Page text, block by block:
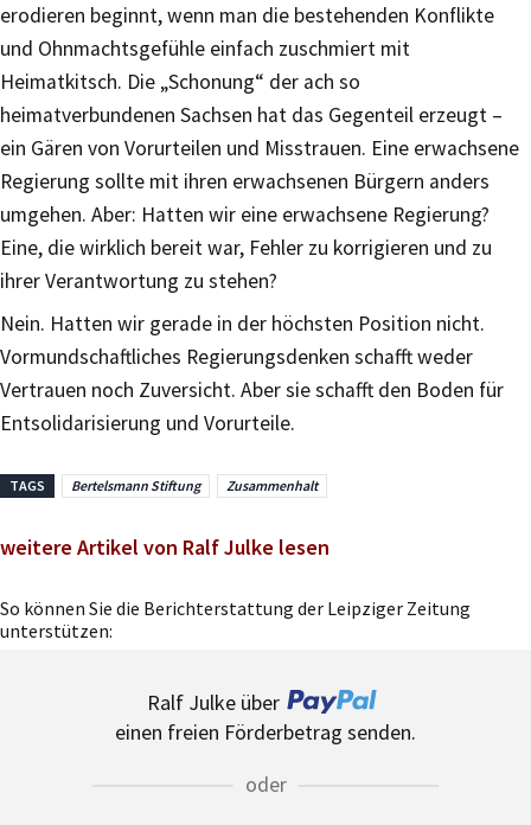
erodieren beginnt, wenn man die bestehenden Konflikte
und Ohnmachtsgefühle einfach zuschmiert mit
Heimatkitsch. Die „Schonung“ der ach so
heimatverbundenen Sachsen hat das Gegenteil erzeugt –
ein Gären von Vorurteilen und Misstrauen. Eine erwachsene
Regierung sollte mit ihren erwachsenen Bürgern anders
umgehen. Aber: Hatten wir eine erwachsene Regierung?
Eine, die wirklich bereit war, Fehler zu korrigieren und zu
ihrer Verantwortung zu stehen?
Nein. Hatten wir gerade in der höchsten Position nicht.
Vormundschaftliches Regierungsdenken schafft weder
Vertrauen noch Zuversicht. Aber sie schafft den Boden für
Entsolidarisierung und Vorurteile.
TAGS Bertelsmann Stiftung Zusammenhalt
weitere Artikel von Ralf Julke lesen
So können Sie die Berichterstattung der Leipziger Zeitung
unterstützen:
Ralf Julke über
einen freien Förderbetrag senden.
oder